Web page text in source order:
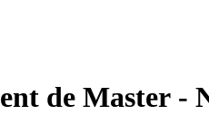
de Master -